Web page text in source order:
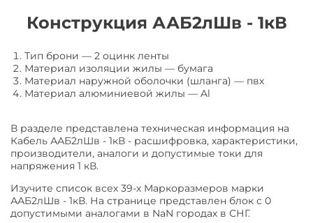
Конструкция ААБ2лШв - 1кВ
Тип брони — 2 оцинк ленты
Материал изоляции жилы — бумага
Материал наружной оболочки (шланга) — пвх
Материал алюминиевой жилы — Al
В разделе представлена техническая информация на
Кабель ААБ2лШв - 1кВ - расшифровка, характеристики,
производители, аналоги и допустимые токи для
напряжения 1 кВ.
Изучите список всех 39-х Маркоразмеров марки
ААБ2лШв - 1кВ. На странице представлен блок с 0
допустимыми аналогами в NaN городах в СНГ.